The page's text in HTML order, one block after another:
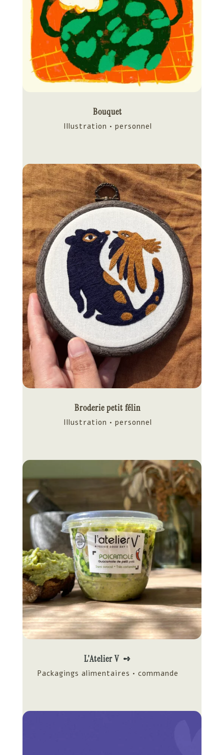
Bouquet
Illustration • personnel
Broderie petit félin
Illustration • personnel
L'Atelier V ➺
Packagings alimentaires • commande